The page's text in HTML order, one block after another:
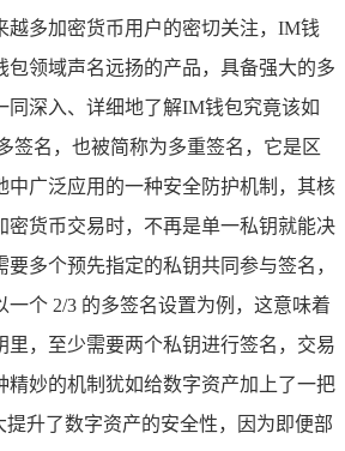
越多加密货币用户的密切关注，IM钱
包领域声名远扬的产品，具备强大的多
同深入、详细地了解IM钱包究竟该如
签名，也被简称为多重签名，它是区
中广泛应用的一种安全防护机制，其核
密货币交易时，不再是单一私钥就能决
多个预先指定的私钥共同参与签名，
一个 2/3 的多签名设置为例，这意味着
里，至少需要两个私钥进行签名，交易
精妙的机制犹如给数字资产加上了一把
提升了数字资产的安全性，因为即便部